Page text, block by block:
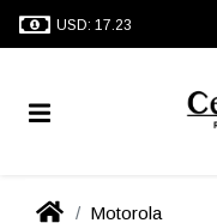
USD: 17.23
Motorola